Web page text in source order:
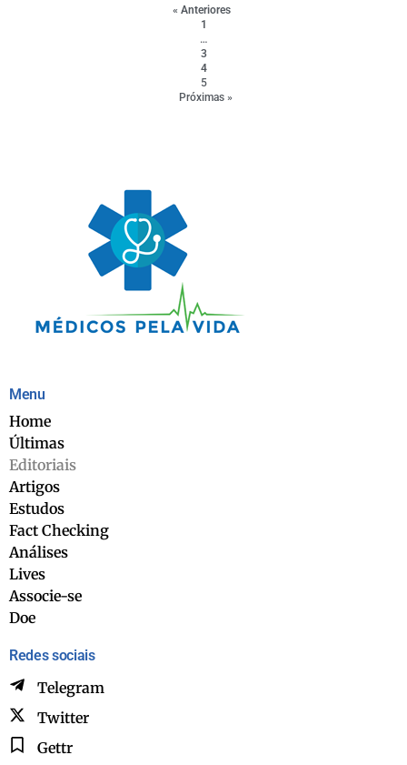
« Anteriores
1
…
3
4
5
Próximas »
Menu
Home
Últimas
Editoriais
Artigos
Estudos
Fact Checking
Análises
Lives
Associe-se
Doe
Redes sociais
Telegram
Twitter
Gettr